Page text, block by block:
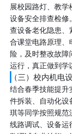
展校园路灯、教
设备安全排查检修
查设备老化隐患、
合课堂电路原理、
险，及时整改故障
运行，真正做到学
（三）校内机电
结合春季技能提升
件拆装、自动化设
琪等同学按照规范
线路调试、设备运